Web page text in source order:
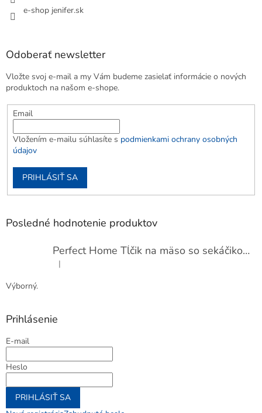
e-shop jenifer.sk
Odoberať newsletter
Vložte svoj e-mail a my Vám budeme zasielať informácie o nových
produktoch na našom e-shope.
Email
Vložením e-mailu súhlasíte s podmienkami ochrany osobných
údajov
PRIHLÁSIŤ SA
Posledné hodnotenie produktov
Perfect Home Tĺčik na mäso so sekáčikom, 56893
Hodnotenie produktu je 5 z 5 hviezdičiek.
|
Výborný.
Prihlásenie
E-mail
Heslo
PRIHLÁSIŤ SA